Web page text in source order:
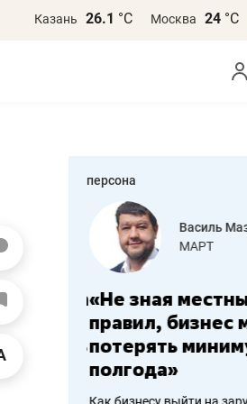
Казань 26.1 °С Москва 24 °С
персона
работа
Василь
МАРТ
«Не зная
правил, бизнес
потерять
полгода»